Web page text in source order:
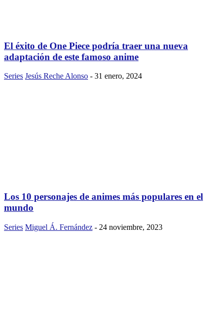
El éxito de One Piece podría traer una nueva
adaptación de este famoso anime
Series Jesús Reche Alonso - 31 enero, 2024
Los 10 personajes de animes más populares en el
mundo
Series Miguel Á. Fernández - 24 noviembre, 2023